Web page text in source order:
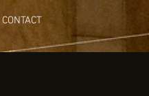
CONTACT